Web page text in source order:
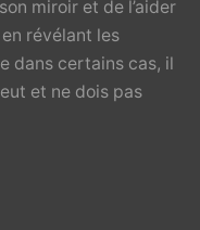
miroir et de l’aider
révélant les
dans certains cas, il
et ne dois pas